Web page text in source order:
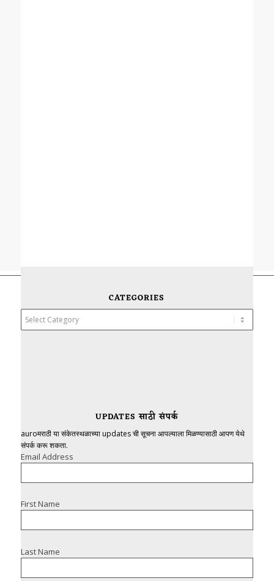
CATEGORIES
UPDATES साठी संपर्क
auroमराठी या संकेतस्थळाच्या updates ची सूचना आपल्याला मिळण्यासाठी आपण येथे
संपर्क करू शकता.
Email Address
First Name
Last Name